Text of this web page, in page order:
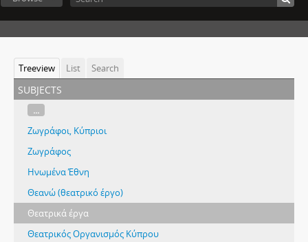
Treeview List Search
subjects
...
Ζωγράφοι, Κύπριοι
Ζωγράφος
Ηνωμένα Έθνη
Θεανώ (θεατρικό έργο)
Θεατρικά έργα
Θεατρικός Οργανισμός Κύπρου